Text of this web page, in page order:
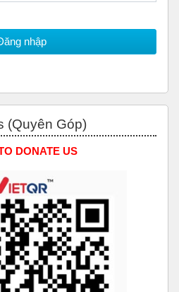
(Quyên Góp)
DONATE US